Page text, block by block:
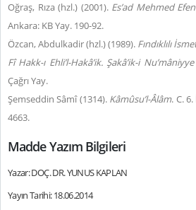
Oğraş, Rıza (hzl.) (2001). Es’ad Mehmed
Ankara: KB Yay. 190-92.
Özcan, Abdulkadir (hzl.) (1989). Fındıklılı
Fî Hakk-ı Ehli’l-Hakâ’ik. Şakâ’ik-i
Çağrı Yay.
Şemseddin Sâmî (1314). Kâmûsu’l-Âlâm. C.
4663.
Madde Yazım Bilgileri
Yazar: DOÇ. DR. YUNUS KAPLAN
Yayın Tarihi: 18.06.2014